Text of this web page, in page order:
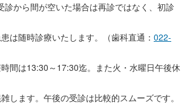
診から間が空いた場合は再診ではなく、初診
は随時診療いたします。（歯科直通： 022-
間は13:30～17:30迄。また火・水曜日午後休
します。午後の受診は比較的スムーズです。